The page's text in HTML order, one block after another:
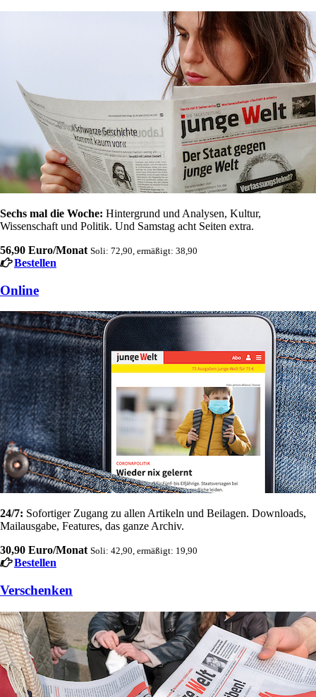
Sechs mal die Woche: Hintergrund und Analysen, Kultur,
Wissenschaft und Politik. Und Samstag acht Seiten extra.
56,90 Euro/Monat Soli: 72,90, ermäßigt: 38,90
Bestellen
Online
24/7: Sofortiger Zugang zu allen Artikeln und Beilagen. Downloads,
Mailausgabe, Features, das ganze Archiv.
30,90 Euro/Monat Soli: 42,90, ermäßigt: 19,90
Bestellen
Verschenken